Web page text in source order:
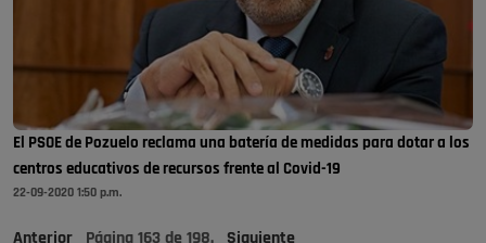
El PSOE de Pozuelo reclama una batería de medidas para dotar a los
centros educativos de recursos frente al Covid-19
22-09-2020 1:50 p.m.
Anterior Página 163 de 198. Siguiente